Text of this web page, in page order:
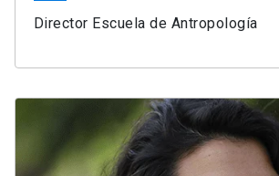
Director Escuela de Antropología